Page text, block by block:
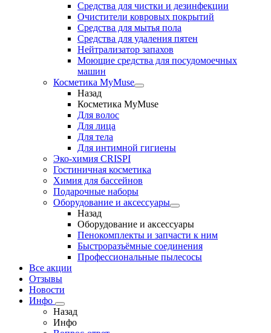
Средства для чистки и дезинфекции
Очистители ковровых покрытий
Средства для мытья пола
Средства для удаления пятен
Нейтрализатор запахов
Моющие средства для посудомоечных
машин
Косметика MyMuse
Назад
Косметика MyMuse
Для волос
Для лица
Для тела
Для интимной гигиены
Эко-химия CRISPI
Гостиничная косметика
Химия для бассейнов
Подарочные наборы
Оборудование и аксессуары
Назад
Оборудование и аксессуары
Пенокомплекты и запчасти к ним
Быстроразъёмные соединения
Профессиональные пылесосы
Все акции
Отзывы
Новости
Инфо
Назад
Инфо